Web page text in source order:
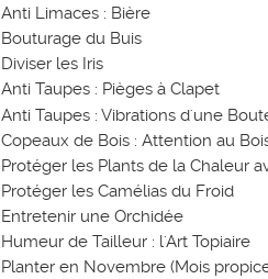
Anti Limaces : Bière
Bouturage du Buis
Diviser les Iris
Anti Taupes : Pièges à Clapet
Anti Taupes : Vibrations d'une
Copeaux de Bois : Attention au
Protéger les Plants de la Chaleur
Protéger les Camélias du Froid
Entretenir une Orchidée
Humeur de Tailleur : l'Art Topiaire
Planter en Novembre (Mois